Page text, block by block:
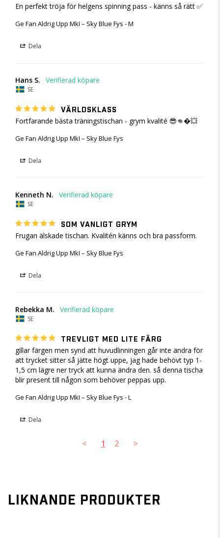
En perfekt tröja för helgens spinning pass - känns så rätt ✅
Ge Fan Aldrig Upp MkI – Sky Blue Fys - M
Dela
Hans S.
SE
VÄRLDSKLASS
Fortfarande bästa träningstischan - grym kvalité 😎👊�💥
Ge Fan Aldrig Upp MkI – Sky Blue Fys
Dela
Kenneth N.
SE
SOM VANLIGT GRYM
Frugan älskade tischan. Kvalitén känns och bra passform.
Ge Fan Aldrig Upp MkI – Sky Blue Fys
Dela
Rebekka M.
SE
TREVLIGT MED LITE FÄRG
gillar färgen men synd att huvudlinningen går inte ändra för
att trycket sitter så jätte högt uppe, jag hade behövt typ 1-
1,5 cm lägre ner tryck att kunna ändra den. så denna tischa
blir present till någon som behöver peppas upp.
Ge Fan Aldrig Upp MkI – Sky Blue Fys - L
Dela
< 1 2 >
LIKNANDE PRODUKTER